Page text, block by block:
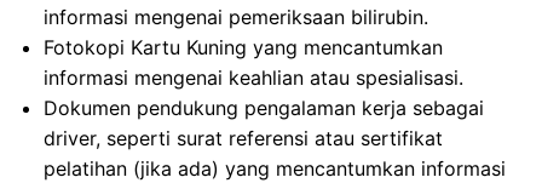
informasi mengenai pemeriksaan bilirubin.
Fotokopi Kartu Kuning yang mencantumkan
informasi mengenai keahlian atau spesialisasi.
Dokumen pendukung pengalaman kerja sebagai
driver, seperti surat referensi atau sertifikat
pelatihan (jika ada) yang mencantumkan informasi